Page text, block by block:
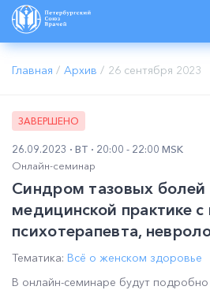
Главная / Архив / 26 сентября 2023
ЗАВЕРШЕНО
26.09.2023 ВТ 20:00 - 22:00 MSK
Онлайн-семинар
Синдром тазовых
медицинской практике с
психотерапевта,
Тематика: Всё о женском здоровье
В онлайн-семинаре будут